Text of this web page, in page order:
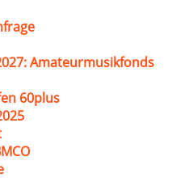
Amateurmusikfonds
60plus